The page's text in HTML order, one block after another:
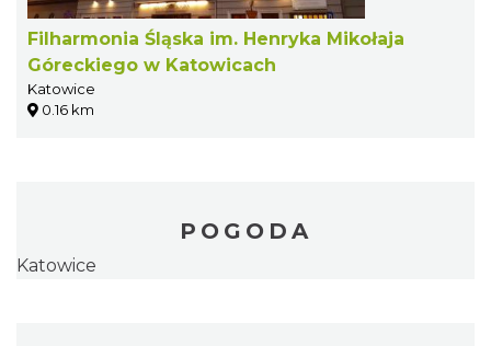
Filharmonia Śląska im. Henryka Mikołaja
Góreckiego w Katowicach
Katowice
0.16 km
POGODA
Katowice